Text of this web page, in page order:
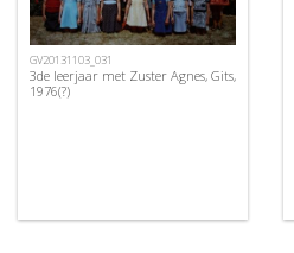
GV20131103_031
3de leerjaar met Zuster Agnes, Gits,
1976(?)